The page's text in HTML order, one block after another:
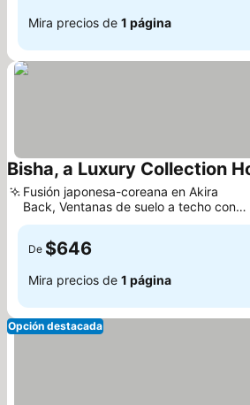
Mira precios de 1 página
Bisha, a Luxury Collection
Fusión japonesa-coreana en Akira
Back, Ventanas de suelo a techo con
vistas al skyline
De $646
Mira precios de 1 página
Opción destacada